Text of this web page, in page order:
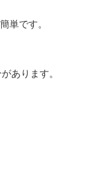
単です。
あります。